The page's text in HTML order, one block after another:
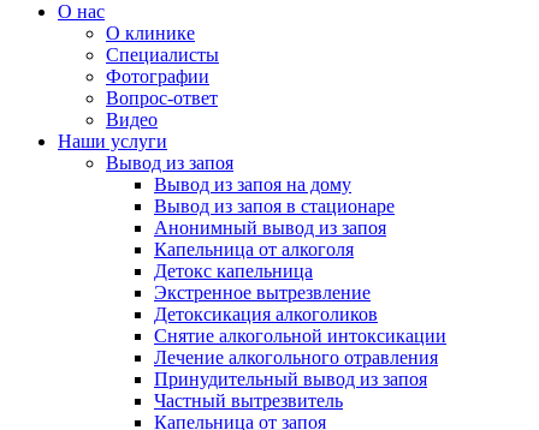
О нас
О клинике
Специалисты
Фотографии
Вопрос-ответ
Видео
Наши услуги
Вывод из запоя
Вывод из запоя на дому
Вывод из запоя в стационаре
Анонимный вывод из запоя
Капельница от алкоголя
Детокс капельница
Экстренное вытрезвление
Детоксикация алкоголиков
Снятие алкогольной интоксикации
Лечение алкогольного отравления
Принудительный вывод из запоя
Частный вытрезвитель
Капельница от запоя